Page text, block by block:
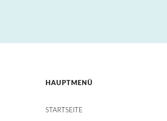
HAUPTMENÜ
STARTSEITE